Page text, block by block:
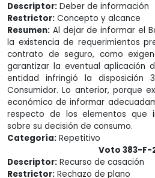
Descriptor: Deber de información
Restrictor: Concepto y alcance
Resumen: Al dejar de informar el
la existencia de requerimientos
contrato de seguro, como
garantizar la eventual aplicación
entidad infringió la
Consumidor. Lo anterior, porque
económico de informar
respecto de los elementos que
sobre su decisión de consumo.
Categoría: Repetitivo
Voto 383-F-
Descriptor: Recurso de casación
Restrictor: Rechazo de plano